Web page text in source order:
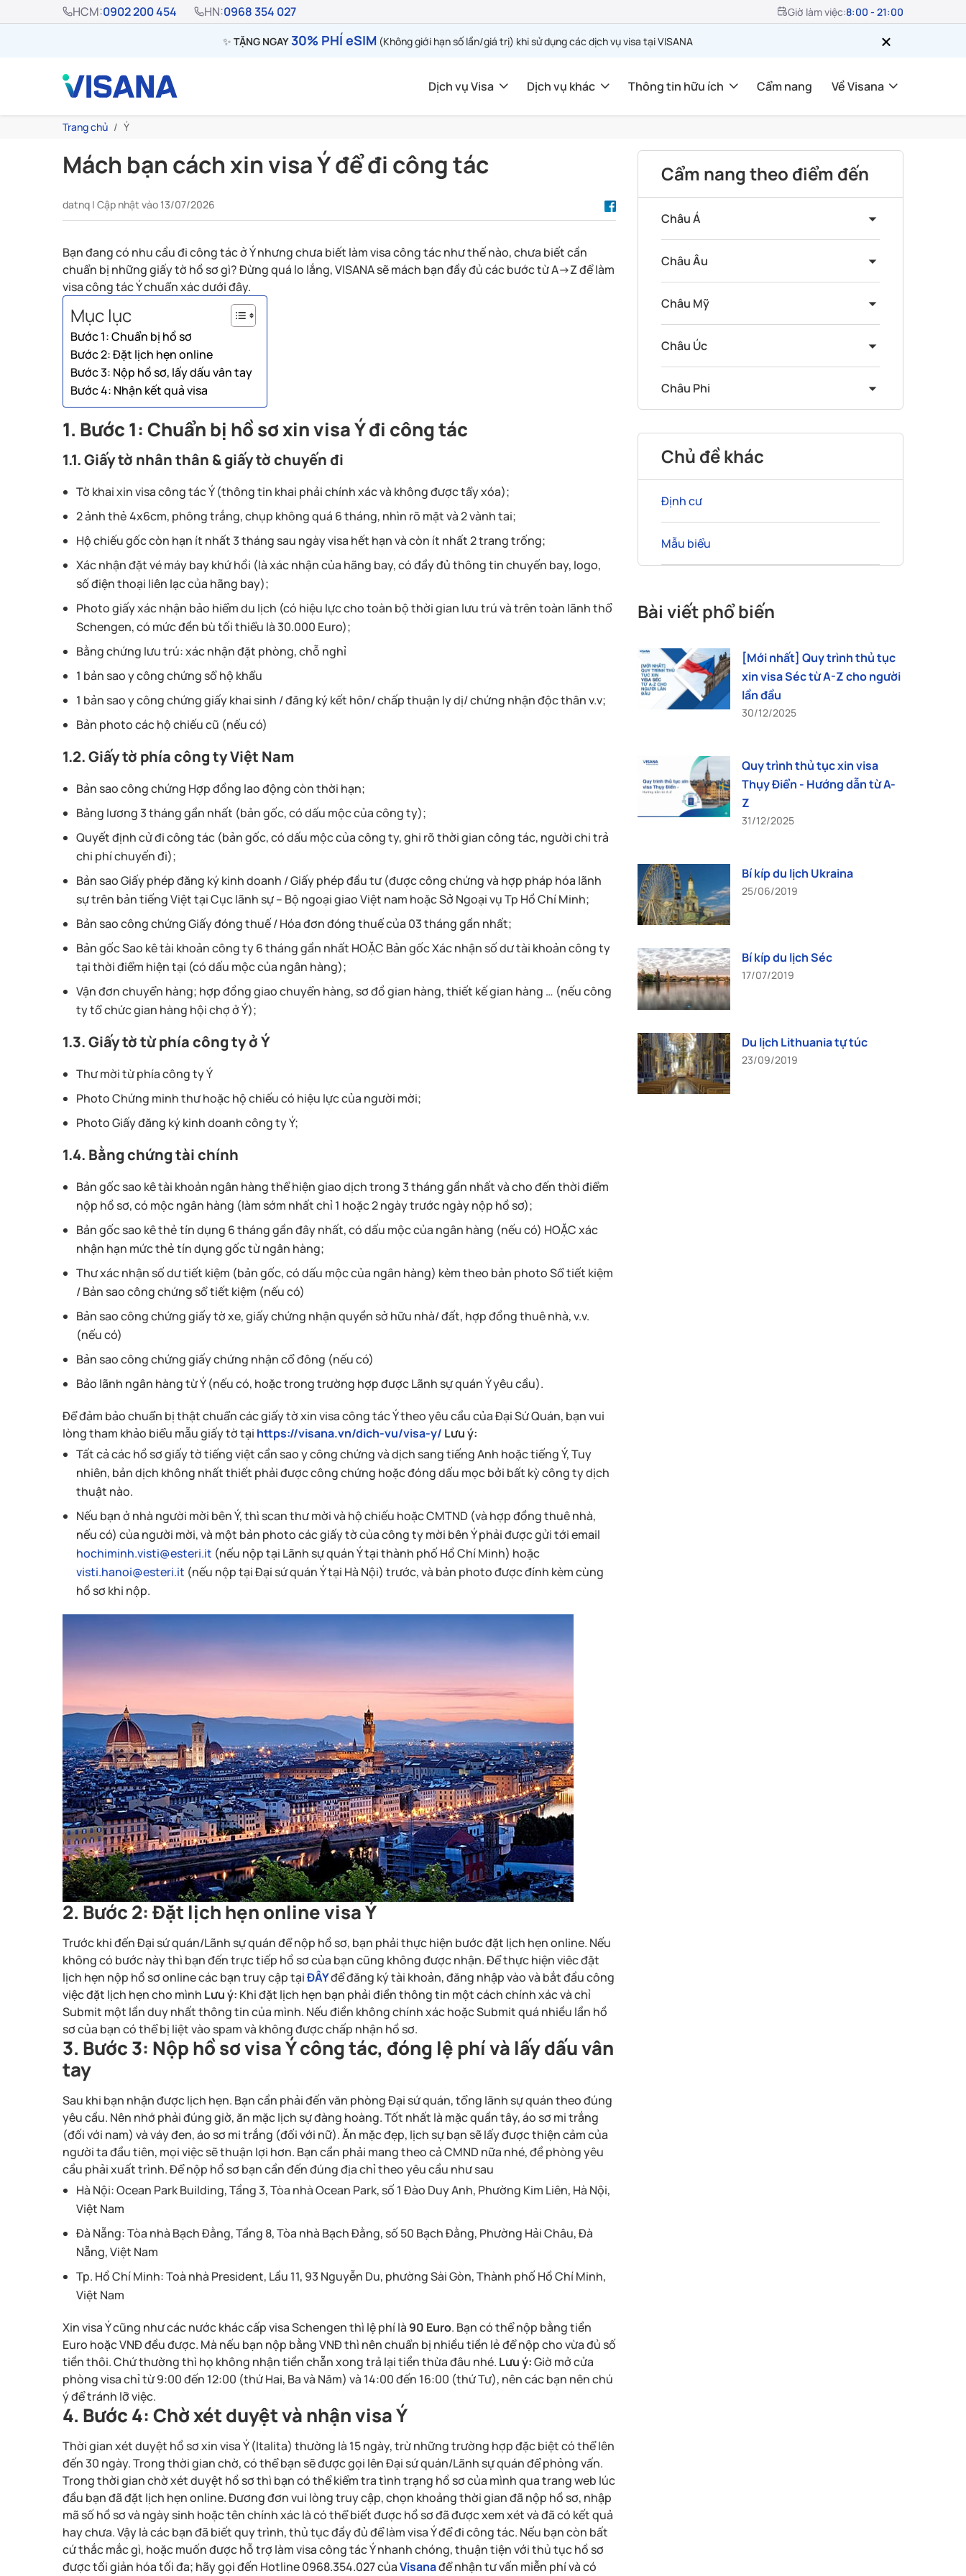
HCM:0902 200 454 HN:0968 354 027 Giờ làm việc:8:00 - 21:00
✨ TẶNG NGAY30% PHÍ eSIM (Không giới hạn số lần/giá trị) khi sử dụng các dịch vụ visa tại VISANA
Dịch vụ Visa Dịch vụ khác Thông tin hữu ích Cẩm nang Về Visana
Trang chủ Ý
Mách bạn cách xin visa Ý để đi công tác
datnq | Cập nhật vào 13/07/2026
Bạn đang có nhu cầu đi công tác ở Ý nhưng chưa biết làm visa công tác như thế nào, chưa biết cần
chuẩn bị những giấy tờ hồ sơ gì? Đừng quá lo lắng, VISANA sẽ mách bạn đầy đủ các bước từ A->Z để làm
visa công tác Ý chuẩn xác dưới đây.
Mục lục
Bước 1: Chuẩn bị hồ sơ
Bước 2: Đặt lịch hẹn online
Bước 3: Nộp hồ sơ, lấy dấu vân tay
Bước 4: Nhận kết quả visa
1. Bước 1: Chuẩn bị hồ sơ xin visa Ý đi công tác
1.1. Giấy tờ nhân thân & giấy tờ chuyến đi
Tờ khai xin visa công tác Ý (thông tin khai phải chính xác và không được tẩy xóa);
2 ảnh thẻ 4x6cm, phông trắng, chụp không quá 6 tháng, nhìn rõ mặt và 2 vành tai;
Hộ chiếu gốc còn hạn ít nhất 3 tháng sau ngày visa hết hạn và còn ít nhất 2 trang trống;
Xác nhận đặt vé máy bay khứ hồi (là xác nhận của hãng bay, có đầy đủ thông tin chuyến bay, logo,
số điện thoại liên lạc của hãng bay);
Photo giấy xác nhận bảo hiểm du lịch (có hiệu lực cho toàn bộ thời gian lưu trú và trên toàn lãnh thổ
Schengen, có mức đền bù tối thiểu là 30.000 Euro);
Bằng chứng lưu trú: xác nhận đặt phòng, chỗ nghỉ
1 bản sao y công chứng sổ hộ khẩu
1 bản sao y công chứng giấy khai sinh / đăng ký kết hôn/ chấp thuận ly dị/ chứng nhận độc thân v.v;
Bản photo các hộ chiếu cũ (nếu có)
1.2. Giấy tờ phía công ty Việt Nam
Bản sao công chứng Hợp đồng lao động còn thời hạn;
Bảng lương 3 tháng gần nhất (bản gốc, có dấu mộc của công ty);
Quyết định cử đi công tác (bản gốc, có dấu mộc của công ty, ghi rõ thời gian công tác, người chi trả
chi phí chuyến đi);
Bản sao Giấy phép đăng ký kinh doanh / Giấy phép đầu tư (được công chứng và hợp pháp hóa lãnh
sự trên bản tiếng Việt tại Cục lãnh sự – Bộ ngoại giao Việt nam hoặc Sở Ngoại vụ Tp Hồ Chí Minh;
Bản sao công chứng Giấy đóng thuế / Hóa đơn đóng thuế của 03 tháng gần nhất;
Bản gốc Sao kê tài khoản công ty 6 tháng gần nhất HOẶC Bản gốc Xác nhận số dư tài khoản công ty
tại thời điểm hiện tại (có dấu mộc của ngân hàng);
Vận đơn chuyển hàng; hợp đồng giao chuyển hàng, sơ đồ gian hàng, thiết kế gian hàng … (nếu công
ty tổ chức gian hàng hội chợ ở Ý);
1.3. Giấy tờ từ phía công ty ở Ý
Thư mời từ phía công ty Ý
Photo Chứng minh thư hoặc hộ chiếu có hiệu lực của người mời;
Photo Giấy đăng ký kinh doanh công ty Ý;
1.4. Bằng chứng tài chính
Bản gốc sao kê tài khoản ngân hàng thể hiện giao dịch trong 3 tháng gần nhất và cho đến thời điểm
nộp hồ sơ, có mộc ngân hàng (làm sớm nhất chỉ 1 hoặc 2 ngày trước ngày nộp hồ sơ);
Bản gốc sao kê thẻ tín dụng 6 tháng gần đây nhất, có dấu mộc của ngân hàng (nếu có) HOẶC xác
nhận hạn mức thẻ tín dụng gốc từ ngân hàng;
Thư xác nhận số dư tiết kiệm (bản gốc, có dấu mộc của ngân hàng) kèm theo bản photo Sổ tiết kiệm
/ Bản sao công chứng sổ tiết kiệm (nếu có)
Bản sao công chứng giấy tờ xe, giấy chứng nhận quyền sở hữu nhà/ đất, hợp đồng thuê nhà, v.v.
(nếu có)
Bản sao công chứng giấy chứng nhận cổ đông (nếu có)
Bảo lãnh ngân hàng từ Ý (nếu có, hoặc trong trường hợp được Lãnh sự quán Ý yêu cầu).
Để đảm bảo chuẩn bị thật chuẩn các giấy tờ xin visa công tác Ý theo yêu cầu của Đại Sứ Quán, bạn vui
lòng tham khảo biểu mẫu giấy tờ tại https://visana.vn/dich-vu/visa-y/ Lưu ý:
Tất cả các hồ sơ giấy tờ tiếng việt cần sao y công chứng và dịch sang tiếng Anh hoặc tiếng Ý, Tuy
nhiên, bản dịch không nhất thiết phải được công chứng hoặc đóng dấu mọc bởi bất kỳ công ty dịch
thuật nào.
Nếu bạn ở nhà người mời bên Ý, thì scan thư mời và hộ chiếu hoặc CMTND (và hợp đồng thuê nhà,
nếu có) của người mời, và một bản photo các giấy tờ của công ty mời bên Ý phải được gửi tới email
hochiminh.visti@esteri.it (nếu nộp tại Lãnh sự quán Ý tại thành phố Hồ Chí Minh) hoặc
visti.hanoi@esteri.it (nếu nộp tại Đại sứ quán Ý tại Hà Nội) trước, và bản photo được đính kèm cùng
hồ sơ khi nộp.
2. Bước 2: Đặt lịch hẹn online visa Ý
Trước khi đến Đại sứ quán/Lãnh sự quán để nộp hồ sơ, bạn phải thực hiện bước đặt lịch hẹn online. Nếu
không có bước này thì bạn đến trực tiếp hồ sơ của bạn cũng không được nhận. Để thực hiện viêc đặt
lịch hẹn nộp hồ sơ online các bạn truy cập tạiĐÂYđể đăng ký tài khoản, đăng nhập vào và bắt đầu công
việc đặt lịch hẹn cho mình Lưu ý: Khi đặt lịch hẹn bạn phải điền thông tin một cách chính xác và chỉ
Submit một lần duy nhất thông tin của mình. Nếu điền không chính xác hoặc Submit quá nhiều lần hồ
sơ của bạn có thể bị liệt vào spam và không được chấp nhận hồ sơ.
3. Bước 3: Nộp hồ sơ visa Ý công tác, đóng lệ phí và lấy dấu vân
tay
Sau khi bạn nhận được lịch hẹn. Bạn cần phải đến văn phòng Đại sứ quán, tổng lãnh sự quán theo đúng
yêu cầu. Nên nhớ phải đúng giờ, ăn mặc lịch sự đàng hoàng. Tốt nhất là mặc quần tây, áo sơ mi trắng
(đối với nam) và váy đen, áo sơ mi trắng (đối với nữ). Ăn mặc đẹp, lịch sự bạn sẽ lấy được thiện cảm của
người ta đầu tiên, mọi việc sẽ thuận lợi hơn. Bạn cần phải mang theo cả CMND nữa nhé, đề phòng yêu
cầu phải xuất trình. Để nộp hồ sơ bạn cần đến đúng địa chỉ theo yêu cầu như sau
Hà Nội: Ocean Park Building, Tầng 3, Tòa nhà Ocean Park, số 1 Đào Duy Anh, Phường Kim Liên, Hà Nội,
Việt Nam
Đà Nẵng: Tòa nhà Bạch Đằng, Tầng 8, Tòa nhà Bạch Đằng, số 50 Bạch Đằng, Phường Hải Châu, Đà
Nẵng, Việt Nam
Tp. Hồ Chí Minh: Toà nhà President, Lầu 11, 93 Nguyễn Du, phường Sài Gòn, Thành phố Hồ Chí Minh,
Việt Nam
Xin visa Ý cũng như các nước khác cấp visa Schengen thì lệ phí là 90 Euro. Bạn có thể nộp bằng tiền
Euro hoặc VNĐ đều được. Mà nếu bạn nộp bằng VNĐ thì nên chuẩn bị nhiều tiền lẻ để nộp cho vừa đủ số
tiền thôi. Chứ thường thì họ không nhận tiền chẵn xong trả lại tiền thừa đâu nhé. Lưu ý:Giờ mở cửa
phòng visa chỉ từ 9:00 đến 12:00 (thứ Hai, Ba và Năm) và 14:00 đến 16:00 (thứ Tư), nên các bạn nên chú
ý để tránh lỡ việc.
4. Bước 4: Chờ xét duyệt và nhận visa Ý
Thời gian xét duyệt hồ sơ xin visa Ý (Italita) thường là 15 ngày, trừ những trường hợp đặc biệt có thể lên
đến 30 ngày. Trong thời gian chờ, có thể bạn sẽ được gọi lên Đại sứ quán/Lãnh sự quán để phỏng vấn.
Trong thời gian chờ xét duyệt hồ sơ thì bạn có thể kiểm tra tình trạng hồ sơ của mình qua trang web lúc
đầu bạn đã đặt lịch hẹn online. Đương đơn vui lòng truy cập, chọn khoảng thời gian đã nộp hồ sơ, nhập
mã số hồ sơ và ngày sinh hoặc tên chính xác là có thể biết được hồ sơ đã được xem xét và đã có kết quả
hay chưa. Vậy là các bạn đã biết quy trình, thủ tục đầy đủ để làm visa Ý để đi công tác. Nếu bạn còn bất
cứ thắc mắc gì, hoặc muốn được hỗ trợ làm visa công tác Ý nhanh chóng, thuận tiện với thủ tục hồ sơ
được tối giản hóa tối đa; hãy gọi đến Hotline 0968.354.027 củaVisanađể nhận tư vấn miễn phí và có
Cẩm nang theo điểm đến
Châu Á
Châu Âu
Châu Mỹ
Châu Úc
Châu Phi
Chủ đề khác
Định cư
Mẫu biểu
Bài viết phổ biến
[Mới nhất] Quy trình thủ tục
xin visa Séc từ A-Z cho người
lần đầu
30/12/2025
Quy trình thủ tục xin visa
Thụy Điển - Hướng dẫn từ A-
Z
31/12/2025
Bí kíp du lịch Ukraina
25/06/2019
Bí kíp du lịch Séc
17/07/2019
Du lịch Lithuania tự túc
23/09/2019